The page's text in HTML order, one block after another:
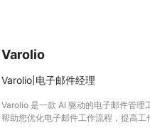
Varolio
Varolio|电子邮件经理
Varolio 是一款 AI 驱动的电子邮件管理
帮助您优化电子邮件工作流程，提高工